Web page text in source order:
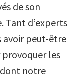
de son
Tant d’experts
avoir peut-être
provoquer les
notre